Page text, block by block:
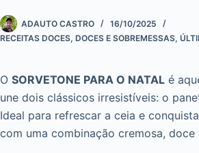
ADAUTO CASTRO
16/10/2025
RECEITAS DOCES, DOCES E SOBREMESSAS,
O SORVETONE PARA O NATAL é
une dois clássicos irresistíveis: o
Ideal para refrescar a ceia e
com uma combinação cremosa, doce